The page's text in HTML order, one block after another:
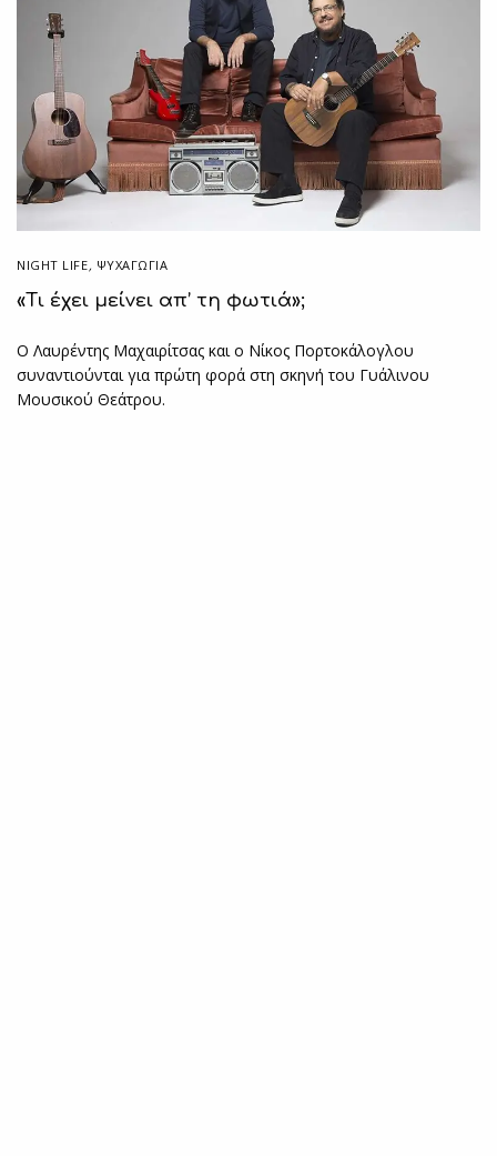
NIGHT LIFE, ΨΥΧΑΓΩΓΙΑ
«Τι έχει μείνει απ’ τη φωτιά»;
Ο Λαυρέντης Μαχαιρίτσας και ο Νίκος Πορτοκάλογλου
συναντιούνται για πρώτη φορά στη σκηνή του Γυάλινου
Μουσικού Θεάτρου.